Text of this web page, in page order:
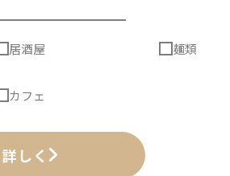
居酒屋 麺類
カフェ
しく